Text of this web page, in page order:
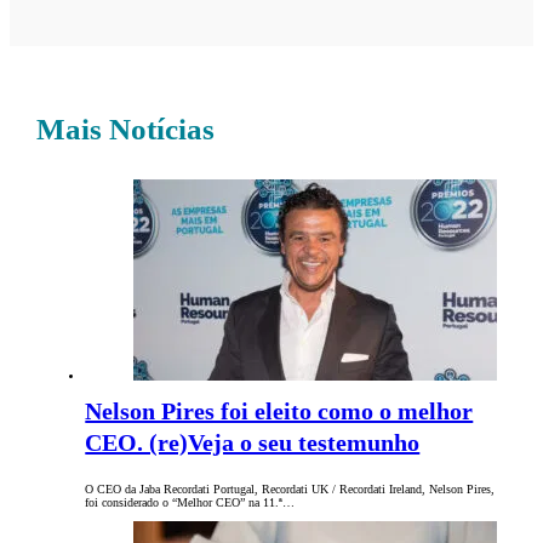
Mais Notícias
Nelson Pires foi eleito como o melhor
CEO. (re)Veja o seu testemunho
O CEO da Jaba Recordati Portugal, Recordati UK / Recordati Ireland, Nelson Pires,
foi considerado o “Melhor CEO” na 11.ª…